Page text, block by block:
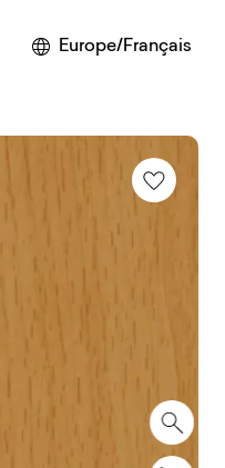
Europe/Français